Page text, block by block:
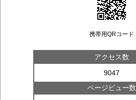
携帯用QRコード
アクセス数
9047
ページビュー数